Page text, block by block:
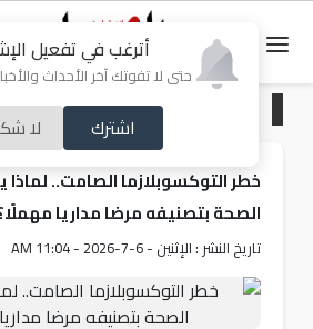
أترغب في تفعيل
حتى لا تفوتك آخر الأحداث
اشترك لا
صحة
خطر التوكسوبلازما الصامت.. لماذا
الصحة بتصنيفه مرضا مداريا
تاريخ النشر : الإثنين - 6-7-2026 - 11:04 AM